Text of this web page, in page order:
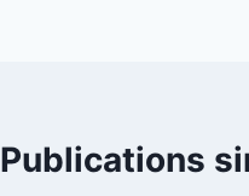
Publications